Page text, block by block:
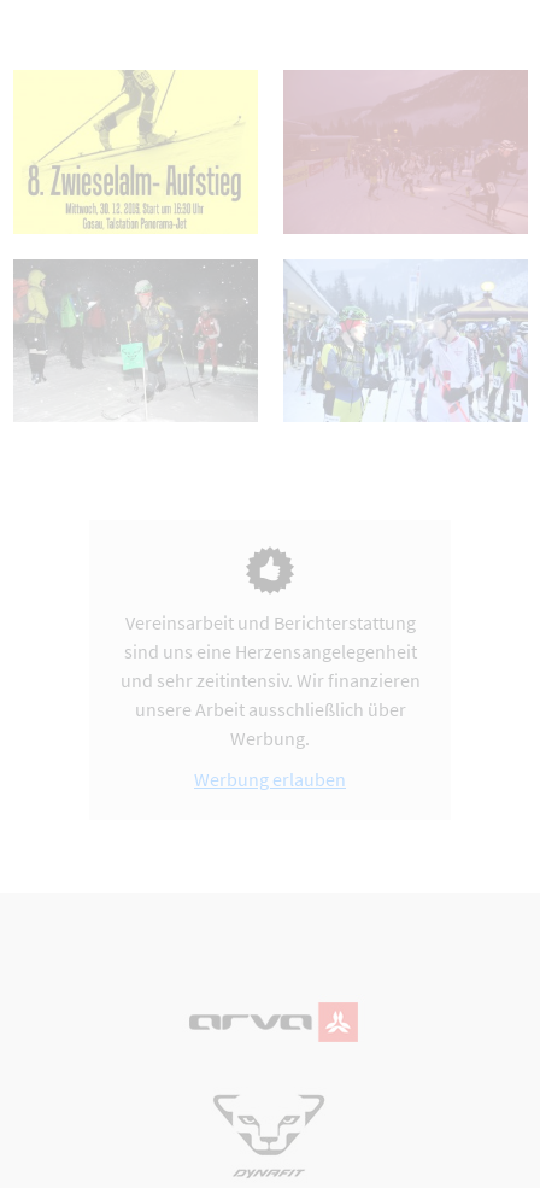
Vereinsarbeit und Berichterstattung
sind uns eine Herzensangelegenheit
und sehr zeitintensiv. Wir finanzieren
unsere Arbeit ausschließlich über
Werbung.
Werbung erlauben